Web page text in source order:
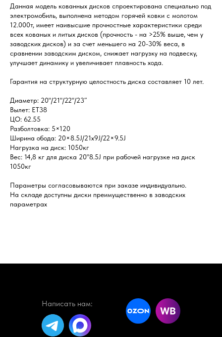
Данная модель кованных дисков спроектирована специально под
электромобиль, выполнена методом горячей ковки с молотом
12.000т, имеет наивысшие прочностные характеристики среди
всех кованых и литых дисков (прочность - на >25% выше, чем у
заводских дисков) и за счет меньшего на 20-30% веса, в
сравнении заводским диском, снижает нагрузку на подвеску,
улучшает динамику и увеличивает плавность хода.
Гарантия на структурную целостность диска составляет 10 лет.
Диаметр: 20"/21"/22"/23″
Вылет: ET38
ЦО: 62.55
Разболтовка: 5×120
Ширина обода: 20×8.5J/21x9J/22×9.5J
Нагрузка на диск: 1050кг
Вес: 14,8 кг для диска 20"8.5J при рабочей нагрузке на диск
1050кг
Параметры согласовываются при заказе индивидуально.
На складе доступны диски преимущественно в заводских
параметрах
Написать нам: